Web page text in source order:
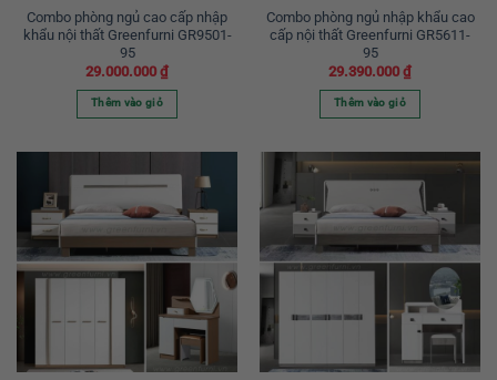
Combo phòng ngủ cao cấp nhập
khẩu nội thất Greenfurni GR9501-
95
29.000.000 ₫
Thêm vào giỏ
Combo phòng ngủ nhập khẩu cao
cấp nội thất Greenfurni GR5611-
95
29.390.000 ₫
Thêm vào giỏ